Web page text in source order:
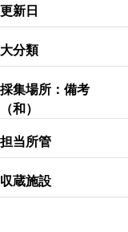
更新日
大分類
採集場所：備考
（和）
担当所管
収蔵施設